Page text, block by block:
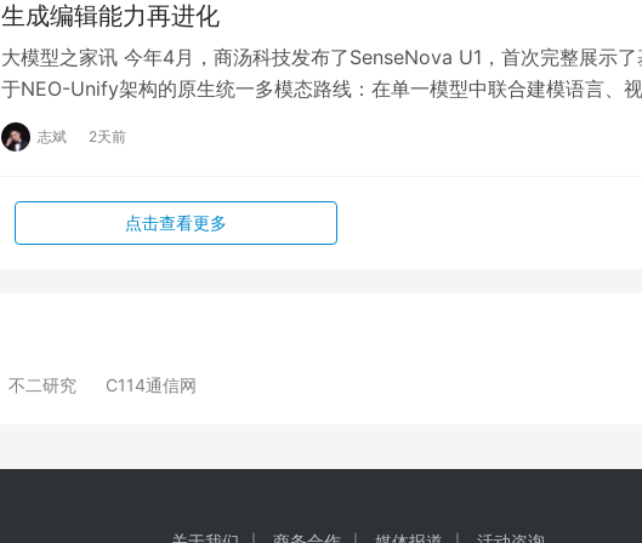
生成编辑能力再进化
大模型之家讯 今年4月，商汤科技发布了SenseNova U1，首次完整展示了
于NEO-Unify架构的原生统一多模态路线：在单一模型中联合建模语言、
语义与像素生成，让模型能…
志斌 2天前
点击查看更多
不二研究 C114通信网